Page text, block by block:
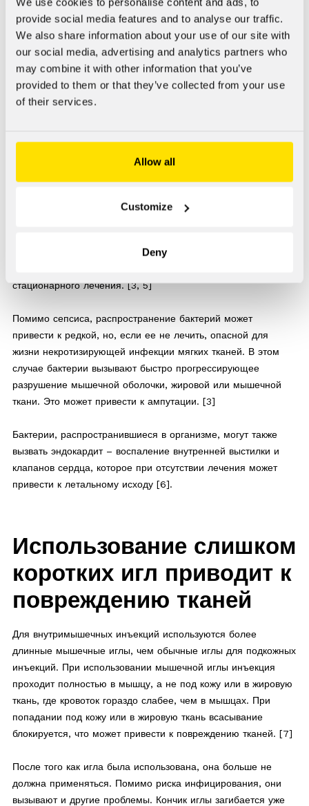
provide social media features and to analyse our traffic.
We also share information about your use of our site with
our social media, advertising and analytics partners who
may combine it with other information that you’ve
provided to them or that they’ve collected from your use
of their services.
Allow all
Customize
Deny
может быть покраснение, тепло, припухлость и боль.
Большой абсцесс может вызвать высокую температуру. [3,
4]
Если не лечить абсцессы и воспаление жировой ткани, они
могут быть опасны и должны быть показаны врачу. При
необходимости врач дренирует абсцесс и лечит инфекцию
фурункул прорвется под кожу и бактерии распространяются
по кровеносной системе в организм, это может привести к
опасному для жизни сепсису. Симптомы сепсиса включают
спутанность сознания. Иногда на теле появляются
стационарного лечения. [3, 5]
Помимо сепсиса, распространение бактерий может
привести к редкой, но, если ее не лечить, опасной для
жизни некротизирующей инфекции мягких тканей. В этом
случае бактерии вызывают быстро прогрессирующее
разрушение мышечной оболочки, жировой или мышечной
ткани. Это может привести к ампутации. [3]
Бактерии, распространившиеся в организме, могут также
вызвать эндокардит – воспаление внутренней выстилки и
клапанов сердца, которое при отсутствии лечения может
привести к летальному исходу [6].
Использование слишком
коротких игл приводит к
повреждению тканей
Для внутримышечных инъекций используются более
длинные мышечные иглы, чем обычные иглы для подкожных
инъекций. При использовании мышечной иглы инъекция
проходит полностью в мышцу, а не под кожу или в жировую
ткань, где кровоток гораздо слабее, чем в мышцах. При
попадании под кожу или в жировую ткань всасывание
блокируется, что может привести к повреждению тканей. [7]
После того как игла была использована, она больше не
должна применяться. Помимо риска инфицирования, они
вызывают и другие проблемы. Кончик иглы загибается уже